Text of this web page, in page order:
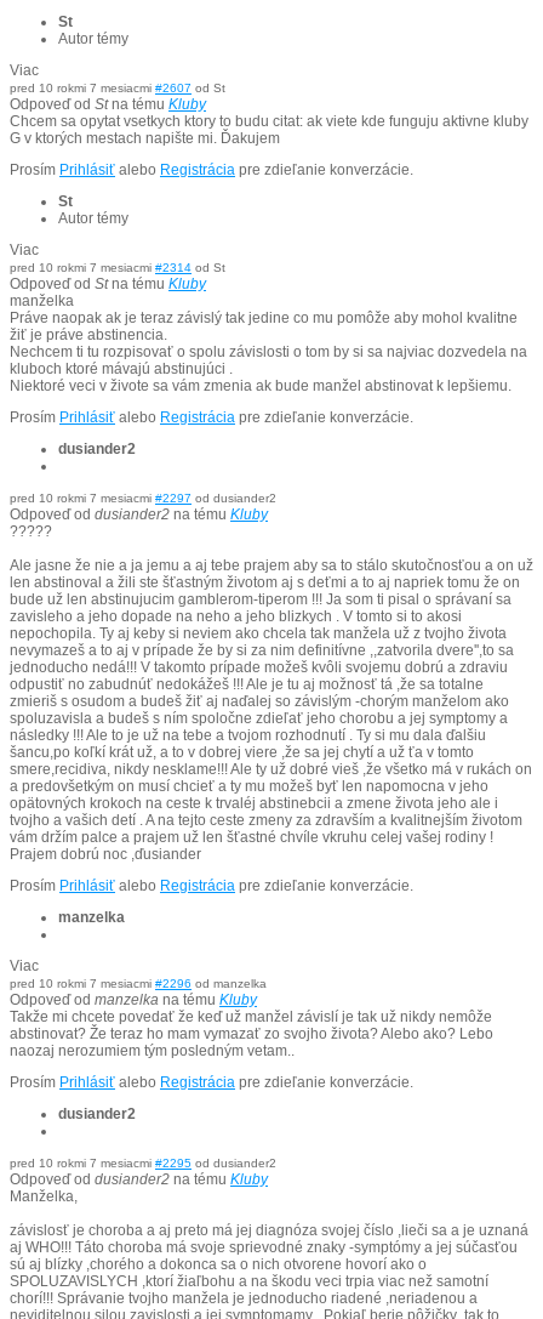
St
Autor témy
Viac
pred 10 rokmi 7 mesiacmi #2607 od St
Odpoveď od Stna tému Kluby
Chcem sa opytat vsetkych ktory to budu citat: ak viete kde funguju aktivne kluby
G v ktorých mestach napište mi. Ďakujem
Prosím Prihlásiť alebo Registrácia pre zdieľanie konverzácie.
St
Autor témy
Viac
pred 10 rokmi 7 mesiacmi #2314 od St
Odpoveď od Stna tému Kluby
manželka
Práve naopak ak je teraz závislý tak jedine co mu pomôže aby mohol kvalitne
žiť je práve abstinencia.
Nechcem ti tu rozpisovať o spolu závislosti o tom by si sa najviac dozvedela na
kluboch ktoré mávajú abstinujúci .
Niektoré veci v živote sa vám zmenia ak bude manžel abstinovat k lepšiemu.
Prosím Prihlásiť alebo Registrácia pre zdieľanie konverzácie.
dusiander2
pred 10 rokmi 7 mesiacmi #2297 od dusiander2
Odpoveď od dusiander2 na tému Kluby
?????
Ale jasne že nie a ja jemu a aj tebe prajem aby sa to stálo skutočnosťou a on už
len abstinoval a žili ste šťastným životom aj s deťmi a to aj napriek tomu že on
bude už len abstinujucim gamblerom-tiperom !!! Ja som ti pisal o správaní sa
zavisleho a jeho dopade na neho a jeho blizkych . V tomto si to akosi
nepochopila. Ty aj keby si neviem ako chcela tak manžela už z tvojho života
nevymazeš a to aj v prípade že by si za nim definitívne ,,zatvorila dvere'',to sa
jednoducho nedá!!! V takomto prípade možeš kvôli svojemu dobrú a zdraviu
odpustiť no zabudnúť nedokážeš !!! Ale je tu aj možnosť tá ,že sa totalne
zmieriš s osudom a budeš žiť aj naďalej so závislým -chorým manželom ako
spoluzavisla a budeš s ním spoločne zdieľať jeho chorobu a jej symptomy a
následky !!! Ale to je už na tebe a tvojom rozhodnutí . Ty si mu dala ďalšiu
šancu,po koľkí krát už, a to v dobrej viere ,že sa jej chytí a už ťa v tomto
smere,recidiva, nikdy nesklame!!! Ale ty už dobré vieš ,že všetko má v rukách on
a predovšetkým on musí chcieť a ty mu možeš byť len napomocna v jeho
opätovných krokoch na ceste k trvaléj abstinebcii a zmene života jeho ale i
tvojho a vašich detí . A na tejto ceste zmeny za zdravším a kvalitnejším životom
vám držím palce a prajem už len šťastné chvíle vkruhu celej vašej rodiny !
Prajem dobrú noc ,ďusiander
Prosím Prihlásiť alebo Registrácia pre zdieľanie konverzácie.
manzelka
Viac
pred 10 rokmi 7 mesiacmi #2296 od manzelka
Odpoveď od manzelka na tému Kluby
Takže mi chcete povedať že keď už manžel závislí je tak už nikdy nemôže
abstinovat? Že teraz ho mam vymazať zo svojho života? Alebo ako? Lebo
naozaj nerozumiem tým posledným vetam..
Prosím Prihlásiť alebo Registrácia pre zdieľanie konverzácie.
dusiander2
pred 10 rokmi 7 mesiacmi #2295 od dusiander2
Odpoveď od dusiander2 na tému Kluby
Manželka,
závislosť je choroba a aj preto má jej diagnóza svojej číslo ,lieči sa a je uznaná
aj WHO!!! Táto choroba má svoje sprievodné znaky -symptómy a jej súčasťou
sú aj blízky ,chorého a dokonca sa o nich otvorene hovorí ako o
SPOLUZAVISLYCH ,ktorí žiaľbohu a na škodu veci trpia viac než samotní
chorí!!! Správanie tvojho manžela je jednoducho riadené ,neriadenou a
neviditelnou silou zavislosti a jej symptomamy . Pokiaľ berie pôžičky ,tak to